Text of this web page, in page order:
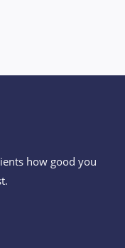
how good you